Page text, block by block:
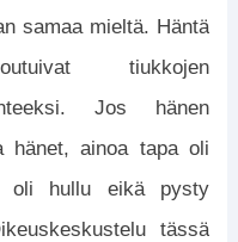
samaa mieltä. Häntä
tiukkojen
Jos hänen
hänet, ainoa tapa oli
oli hullu eikä pysty
tässä